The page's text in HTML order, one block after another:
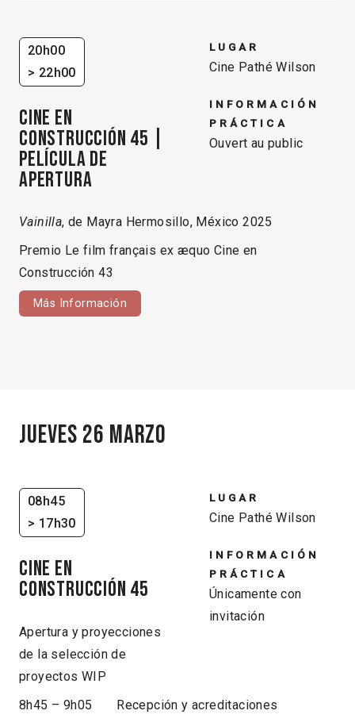
LUGAR
Cine Pathé Wilson
INFORMACIÓN
PRÁCTICA
Ouvert au public
20h00
> 22h00
CINE EN
CONSTRUCCIÓN 45 |
Película de
apertura
Vainilla, de Mayra Hermosillo, México 2025
Premio Le film français ex æquo Cine en
Construcción 43
Más Información
Jueves 26 marzo
LUGAR
Cine Pathé Wilson
INFORMACIÓN
PRÁCTICA
Únicamente con
invitación
08h45
> 17h30
CINE EN
CONSTRUCCIÓN 45
Apertura y proyecciones
de la selección de
proyectos WIP
8h45 – 9h05 Recepción y acreditaciones